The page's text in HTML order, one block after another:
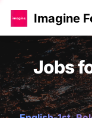
Imagine
Jobs